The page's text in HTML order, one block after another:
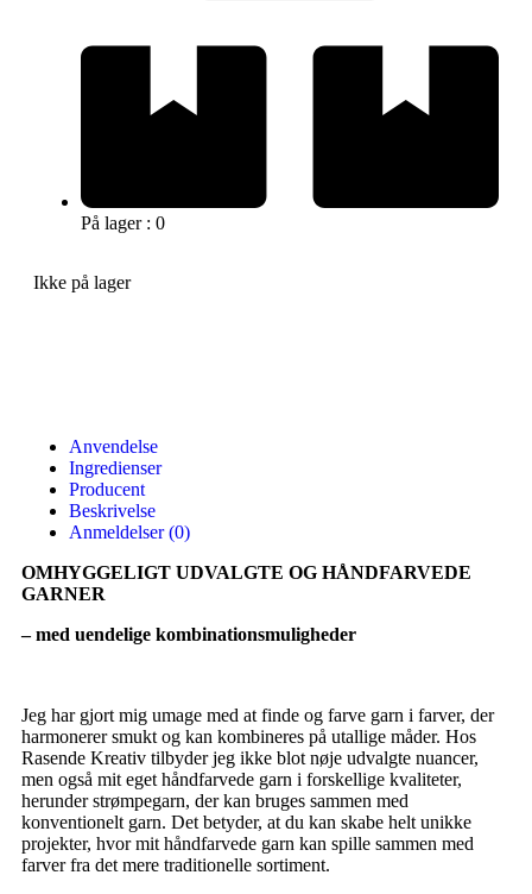
På lager : 0
Ikke på lager
Anvendelse
Ingredienser
Producent
Beskrivelse
Anmeldelser (0)
OMHYGGELIGT UDVALGTE OG HÅNDFARVEDE
GARNER
– med uendelige kombinationsmuligheder
Jeg har gjort mig umage med at finde og farve garn i farver, der
harmonerer smukt og kan kombineres på utallige måder. Hos
Rasende Kreativ tilbyder jeg ikke blot nøje udvalgte nuancer,
men også mit eget håndfarvede garn i forskellige kvaliteter,
herunder strømpegarn, der kan bruges sammen med
konventionelt garn. Det betyder, at du kan skabe helt unikke
projekter, hvor mit håndfarvede garn kan spille sammen med
farver fra det mere traditionelle sortiment.